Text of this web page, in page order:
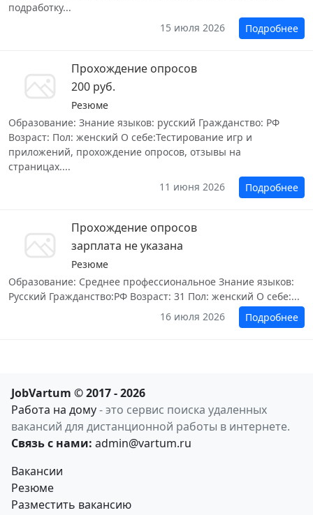
подработку...
15 июля 2026
Подробнее
Прохождение опросов
200 руб.
Резюме
Образование: Знание языков: русский Гражданство: РФ
Возраст: Пол: женский О себе:Тестирование игр и
приложений, прохождение опросов, отзывы на
страницах....
11 июня 2026
Подробнее
Прохождение опросов
зарплата не указана
Резюме
Образование: Среднее профессиональное Знание языков:
Русский Гражданство:РФ Возраст: 31 Пол: женский О себе:...
16 июля 2026
Подробнее
JobVartum © 2017 - 2026
Работа на дому- это сервис поиска удаленных
вакансий для дистанционной работы в интернете.
Связь с нами: admin@vartum.ru
Вакансии
Резюме
Разместить вакансию